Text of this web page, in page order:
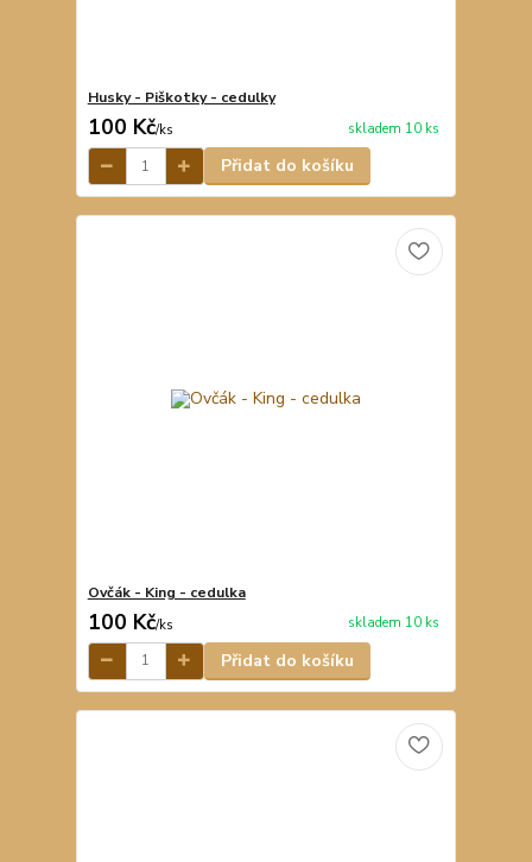
Husky - Piškotky - cedulky
100 Kč/ks skladem 10 ks
Přidat do košíku
Ovčák - King - cedulka
100 Kč/ks skladem 10 ks
Přidat do košíku